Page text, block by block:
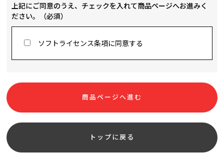
上記にご同意のうえ、チェックを入れて商品ページへお進みく
ださい。
（必須）
ソフトライセンス条項に同意する
トップに戻る